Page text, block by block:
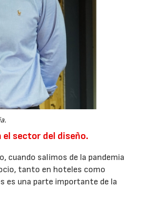
sector del diseño.
cuando salimos de la pandemia
tanto en hoteles como
es una parte importante de la